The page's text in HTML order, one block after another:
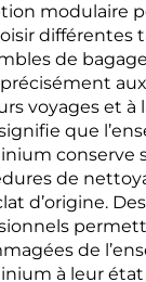
modulaire
différentes
de
voyages et à
que
conserve
de
d’origine.
de
à leur état